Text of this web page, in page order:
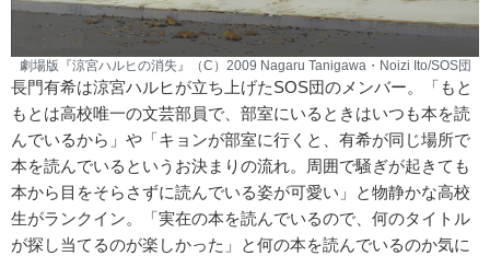
劇場版『涼宮ハルヒの消失』（C）2009 Nagaru Tanigawa・Noizi Ito/SOS団
長門有希は涼宮ハルヒが立ち上げたSOS団のメンバー。「もと
もとは高校唯一の文芸部員で、部室にいるときはいつも本を読
んでいるから」や「キョンが部室に行くと、有希が同じ場所で
本を読んでいるというお決まりの流れ。周囲で騒ぎが起きても
本から目をそらさずに読んでいる姿が可愛い」と物静かな高校
生がランクイン。「実在の本を読んでいるので、何のタイトル
が探し当てるのが楽しかった」と何の本を読んでいるのか気に